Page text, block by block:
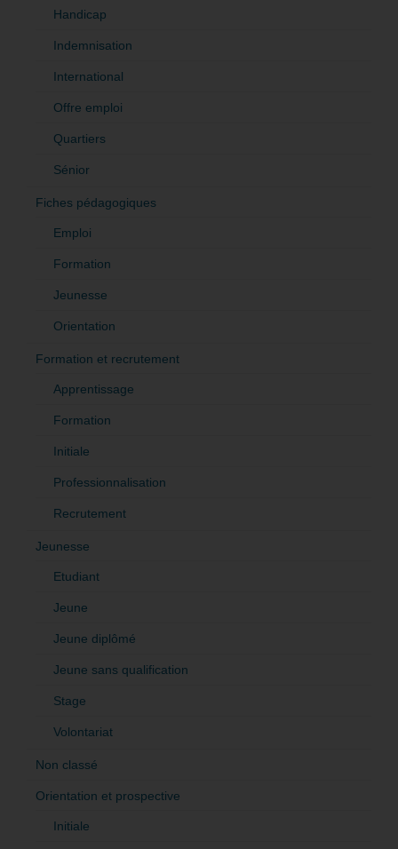
Handicap
Indemnisation
International
Offre emploi
Quartiers
Sénior
Fiches pédagogiques
Emploi
Formation
Jeunesse
Orientation
Formation et recrutement
Apprentissage
Formation
Initiale
Professionnalisation
Recrutement
Jeunesse
Etudiant
Jeune
Jeune diplômé
Jeune sans qualification
Stage
Volontariat
Non classé
Orientation et prospective
Initiale